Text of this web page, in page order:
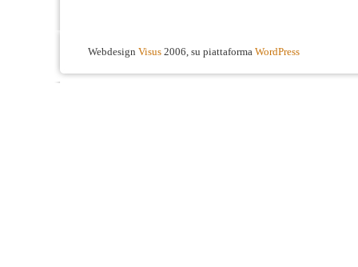
Webdesign Visus 2006, su piattaforma WordPress